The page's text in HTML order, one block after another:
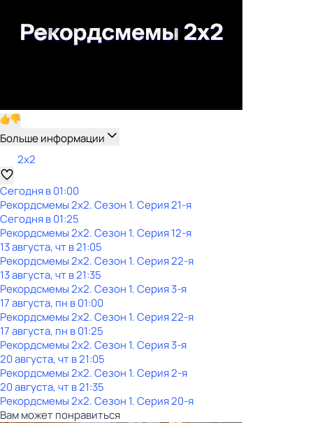
Больше информации
2x2
Сегодня в 01:00
Рекордсмемы 2х2. Сезон 1. Серия 21-я
Сегодня в 01:25
Рекордсмемы 2х2. Сезон 1. Серия 12-я
13 августа, чт в 21:05
Рекордсмемы 2х2. Сезон 1. Серия 22-я
13 августа, чт в 21:35
Рекордсмемы 2х2. Сезон 1. Серия 3-я
17 августа, пн в 01:00
Рекордсмемы 2х2. Сезон 1. Серия 22-я
17 августа, пн в 01:25
Рекордсмемы 2х2. Сезон 1. Серия 3-я
20 августа, чт в 21:05
Рекордсмемы 2х2. Сезон 1. Серия 2-я
20 августа, чт в 21:35
Рекордсмемы 2х2. Сезон 1. Серия 20-я
Вам может понравиться